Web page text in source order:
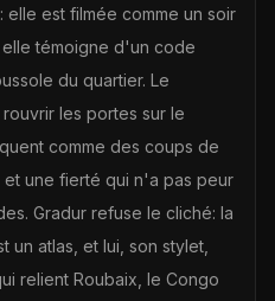
est filmée comme un soir
témoigne d'un code
du quartier. Le
les portes sur le
comme des coups de
une fierté qui n'a pas peur
Gradur refuse le cliché: la
atlas, et lui, son stylet,
relient Roubaix, le Congo